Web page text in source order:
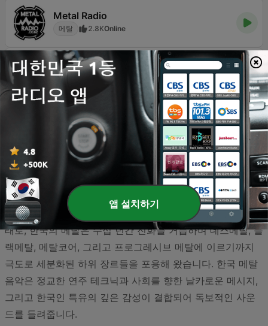
Metal Radio
메탈 2.8KOnline
BigR - 80s Metal FM
록 메탈 80년대 1.7K Online
대한민국 메탈 씬은 비록 대중 음악의 주류는 아닐지라도, 그
어떤 장르보다 뜨겁고 강렬한 에너지를 자랑하며 자신들만의
독특한 음악적 영토를 구축해 왔습니다. 1980년대 시나위와
백두산 같은 전설적인 밴드들이 헤비메탈의 씨앗을 뿌린 이
래로, 한국의 메탈은 수십 년간 진화를 거듭하며 데스메탈, 블
랙메탈, 메탈코어, 그리고 프로그레시브 메탈에 이르기까지
극도로 세분화된 하위 장르들을 포용해 왔습니다. 한국 메탈
음악은 정교한 연주 테크닉과 사회를 향한 날카로운 메시지,
그리고 한국인 특유의 깊은 감성이 결합되어 독보적인 사운
드를 들려줍니다.
앱 설치하기